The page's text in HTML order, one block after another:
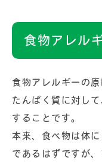
食物アレル
食物アレルギーの
たんぱく質に対し
することです。
本来、食べ物は体
であるはずですが